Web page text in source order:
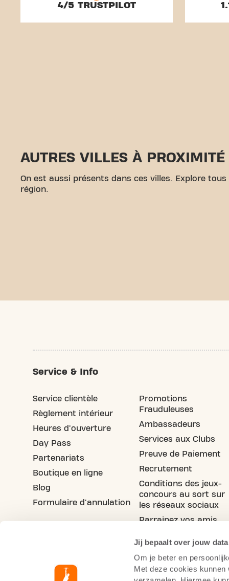
Jij bepaalt over jouw data
Om je beter en
Met deze cookies kunnen
4/5 TRUSTPILOT
AUTRES VILLES À PROXIMITÉ
On est aussi présents dans ces villes. Explore
région.
Service & Info
Service clientèle
Règlement intérieur
Heures d'ouverture
Day Pass
Partenariats
Boutique en ligne
Blog
Formulaire d'annulation
Promotions
Frauduleuses
Ambassadeurs
Services aux Clubs
Preuve de Paiement
Recrutement
Conditions des jeux-
concours au sort sur
les réseaux sociaux
Parrainez vos amis